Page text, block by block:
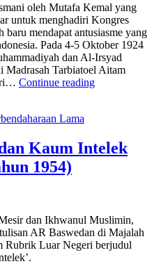
oleh Mutafa Kemal yang
untuk menghadiri Kongres
mendapat antusiasme yang
Pada 4-5 Oktober 1924
dan Al-Irsyad
Madrasah Tarbiatoel Aitam
Continue readingComite
Islam
tahun
Lama
Kaum Intelek
1954)
dan Ikhwanul Muslimin,
AR Baswedan di Majalah
Rubrik Luar Negeri berjudul